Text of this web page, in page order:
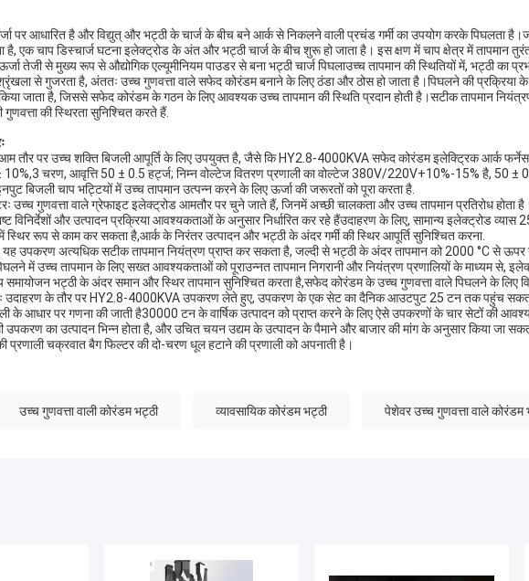
पर आधारित है और विद्युत् और भट्ठी के चार्ज के बीच बने आर्क से निकलने वाली प्रचंड गर्मी का उपयोग करके पिघलता
है, एक चाप डिस्चार्ज घटना इलेक्ट्रोड के अंत और भट्ठी चार्ज के बीच शुरू हो जाता है। इस क्षण में चाप क्षेत्र में तापमान
तेजी से मुख्य रूप से औद्योगिक एल्यूमीनियम पाउडर से बना भट्ठी चार्ज पिघलाउच्च तापमान की स्थितियों में, भट्ठी का
श्रृंखला से गुजरता है, अंततः उच्च गुणवत्ता वाले सफेद कोरंडम बनाने के लिए ठंडा और ठोस हो जाता है।पिघलने की प्रक्रिया के
किया जाता है, जिससे सफेद कोरंडम के गठन के लिए आवश्यक उच्च तापमान की स्थिति प्रदान होती है।सटीक तापमान
गुणवत्ता की स्थिरता सुनिश्चित करते हैं.
आम तौर पर उच्च शक्ति बिजली आपूर्ति के लिए उपयुक्त है, जैसे कि HY2.8-4000KVA सफेद कोरंडम इलेक्ट्रिक आर्क
10%,3 चरण, आवृत्ति 50 ± 0.5 हर्ट्ज; निम्न वोल्टेज वितरण प्रणाली का वोल्टेज 380V/220V+10%-15% है, 50 ±
बिजली चाप भट्टियों में उच्च तापमान उत्पन्न करने के लिए ऊर्जा की जरूरतों को पूरा करता है.
उच्च गुणवत्ता वाले ग्रेफाइट इलेक्ट्रोड आमतौर पर चुने जाते हैं, जिनमें अच्छी चालकता और उच्च तापमान प्रतिरोध
विनिर्देशों और उत्पादन प्रक्रिया आवश्यकताओं के अनुसार निर्धारित कर रहे हैंउदाहरण के लिए, सामान्य इलेक्ट्रोड व्यास
में स्थिर रूप से काम कर सकता है,आर्क के निरंतर उत्पादन और भट्ठी के अंदर गर्मी की स्थिर आपूर्ति सुनिश्चित करना.
यह उपकरण अत्यधिक सटीक तापमान नियंत्रण प्राप्त कर सकता है, जल्दी से भट्ठी के अंदर तापमान को 2000 °C से
में उच्च तापमान के लिए सख्त आवश्यकताओं को पूराउन्नत तापमान निगरानी और नियंत्रण प्रणालियों के माध्यम से,
समायोजन भट्ठी के अंदर समान और स्थिर तापमान सुनिश्चित करता है,सफेद कोरंडम के उच्च गुणवत्ता वाले पिघलने के लिए
के तौर पर HY2.8-4000KVA उपकरण लेते हुए, उपकरण के एक सेट का दैनिक आउटपुट 25 टन तक पहुंच सकता
के आधार पर गणना की जाती है30000 टन के वार्षिक उत्पादन को प्राप्त करने के लिए ऐसे उपकरणों के चार सेटों की
उपकरण का उत्पादन भिन्न होता है, और उचित चयन उद्यम के उत्पादन के पैमाने और बाजार की मांग के अनुसार किया जा
प्रणाली चक्रवात बैग फिल्टर की दो-चरण धूल हटाने की प्रणाली को अपनाती है।
उच्च गुणवत्ता वाली कोरंडम भट्ठी व्यावसायिक कोरंडम भट्ठी पेशेवर उच्च गुणवत्ता वाले कोरंडम